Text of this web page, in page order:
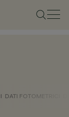
DATI FOTOMETRICI